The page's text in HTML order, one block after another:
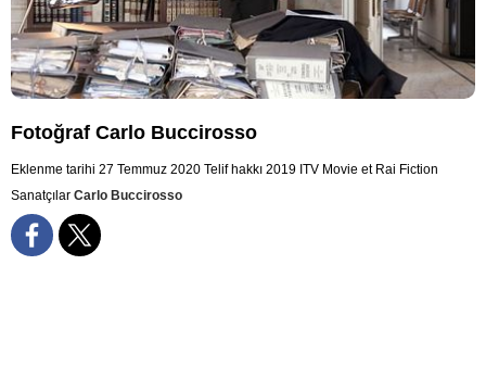
Fotoğraf Carlo Buccirosso
Eklenme tarihi 27 Temmuz 2020 Telif hakkı 2019 ITV Movie et Rai Fiction
Sanatçılar Carlo Buccirosso